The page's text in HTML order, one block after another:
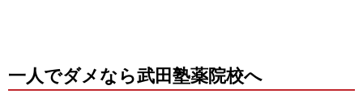
一人でダメなら武田塾薬院校へ